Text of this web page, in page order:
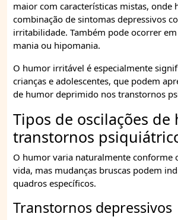
maior com características mistas, onde
combinação de sintomas depressivos
irritabilidade. Também pode ocorrer
mania ou hipomania.
O humor irritável é especialmente
crianças e adolescentes, que podem
de humor deprimido nos transtornos
Tipos de oscilações
transtornos
O humor varia naturalmente conforme
vida, mas mudanças bruscas podem
quadros específicos.
Transtornos depressivos